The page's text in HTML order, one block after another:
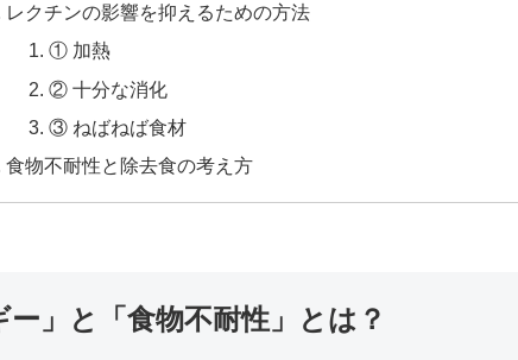
レクチンの影響を抑えるための方法
① 加熱
② 十分な消化
③ ねばねば食材
食物不耐性と除去食の考え方
ー」と「食物不耐性」とは？